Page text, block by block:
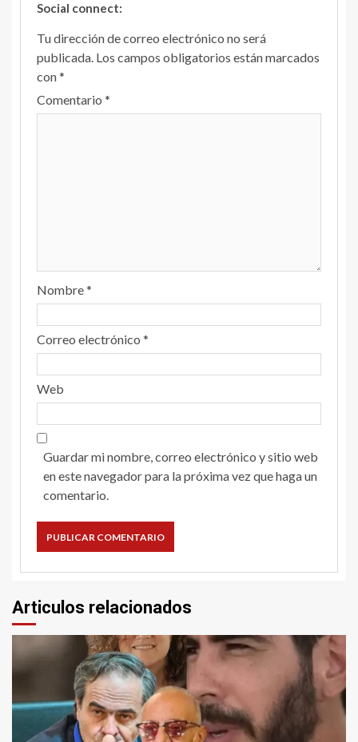
Social connect:
Tu dirección de correo electrónico no será
publicada. Los campos obligatorios están marcados
con*
Comentario *
Nombre*
Correo electrónico *
Web
Guardar mi nombre, correo electrónico y sitio web
en este navegador para la próxima vez que haga un
comentario.
Articulos relacionados